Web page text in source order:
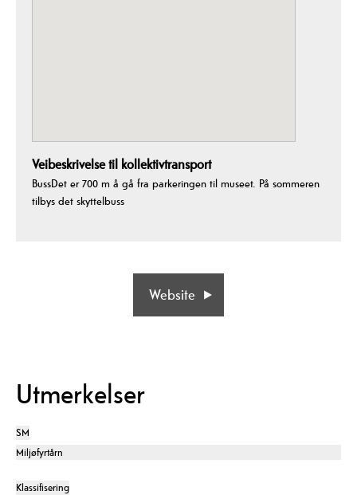
Veibeskrivelse til kollektivtransport
BussDet er 700 m å gå fra parkeringen til museet. På sommeren
tilbys det skyttelbuss
Website
Utmerkelser
SM
Miljøfyrtårn
Klassifisering